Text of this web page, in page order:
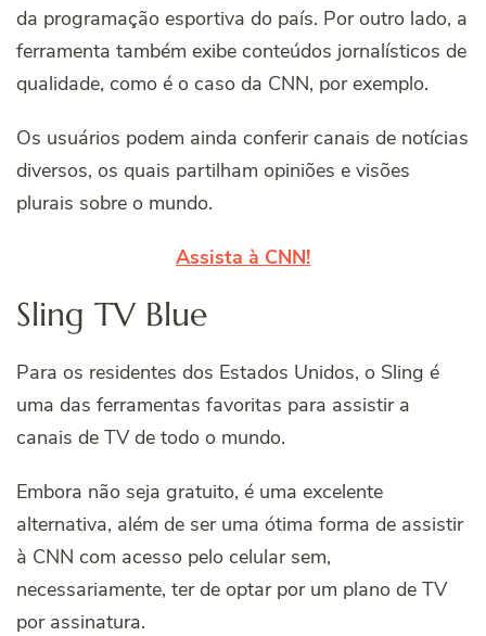
da programação esportiva do país. Por outro lado, a
ferramenta também exibe conteúdos jornalísticos de
qualidade, como é o caso da CNN, por exemplo.
Os usuários podem ainda conferir canais de notícias
diversos, os quais partilham opiniões e visões
plurais sobre o mundo.
Assista à CNN!
Sling TV Blue
Para os residentes dos Estados Unidos, o Sling é
uma das ferramentas favoritas para assistir a
canais de TV de todo o mundo.
Embora não seja gratuito, é uma excelente
alternativa, além de ser uma ótima forma de assistir
à CNN com acesso pelo celular sem,
necessariamente, ter de optar por um plano de TV
por assinatura.